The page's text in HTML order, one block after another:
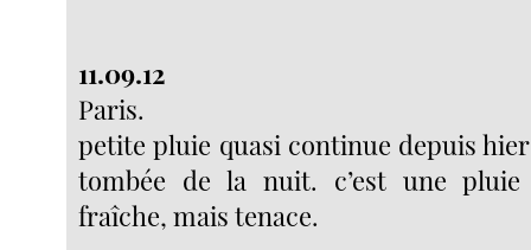
11.09.12
Paris.
petite pluie quasi continue depuis
tombée de la nuit. c’est une pluie
fraîche, mais tenace.